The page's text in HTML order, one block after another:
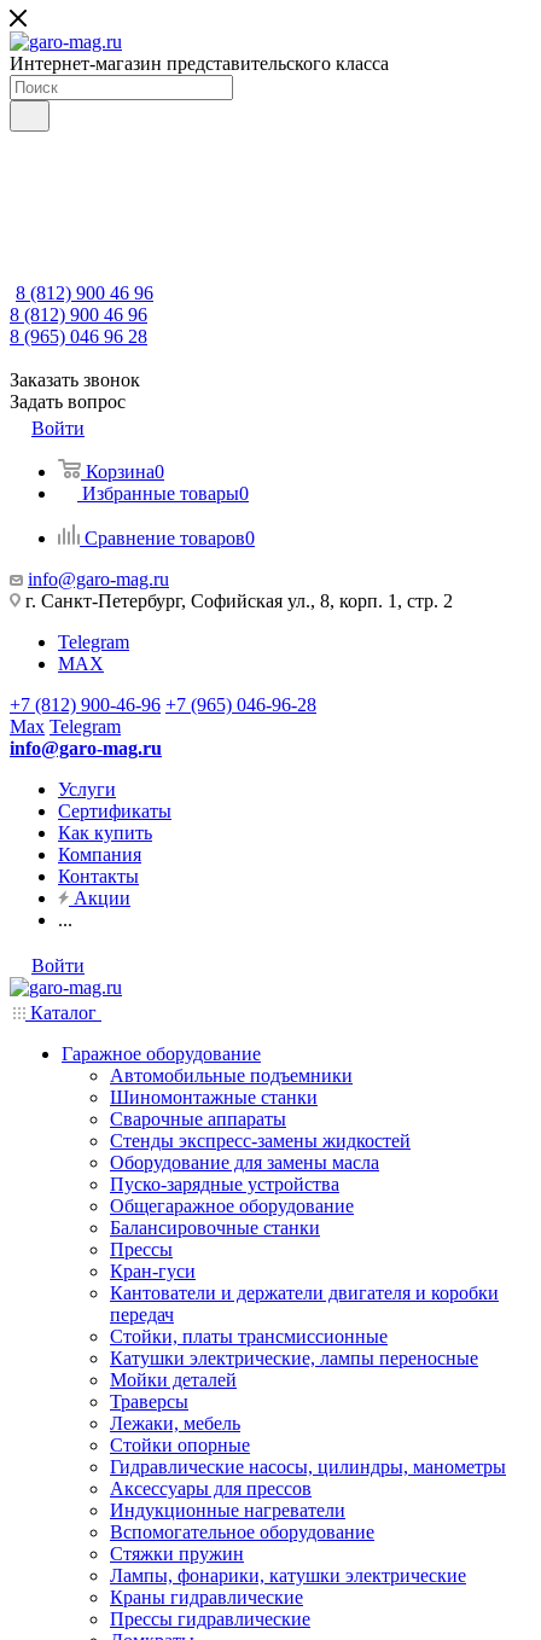
Интернет-магазин представительского класса
8 (812) 900 46 96
8 (812) 900 46 96
8 (965) 046 96 28
Заказать звонок
Задать вопрос
Войти
Корзина0
Избранные товары0
Сравнение товаров0
info@garo-mag.ru
г. Санкт-Петербург, Софийская ул., 8, корп. 1, стр. 2
Telegram
MAX
+7 (812) 900-46-96 +7 (965) 046-96-28
Max Telegram
info@garo-mag.ru
Услуги
Сертификаты
Как купить
Компания
Контакты
Акции
...
Войти
Каталог
Гаражное оборудование
Автомобильные подъемники
Шиномонтажные станки
Сварочные аппараты
Стенды экспресс-замены жидкостей
Оборудование для замены масла
Пуско-зарядные устройства
Общегаражное оборудование
Балансировочные станки
Прессы
Кран-гуси
Кантователи и держатели двигателя и коробки
передач
Стойки, платы трансмиссионные
Катушки электрические, лампы переносные
Мойки деталей
Траверсы
Лежаки, мебель
Стойки опорные
Гидравлические насосы, цилиндры, манометры
Аксессуары для прессов
Индукционные нагреватели
Вспомогательное оборудование
Стяжки пружин
Лампы, фонарики, катушки электрические
Краны гидравлические
Прессы гидравлические